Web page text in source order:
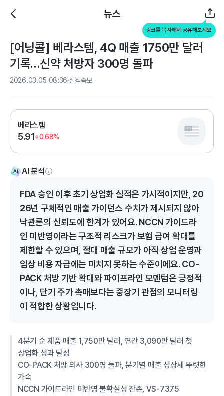
뉴스
링크를 복사해서 공유해보세요
[어닝콜] 베라스템, 4Q 매출 1750만 달러
기록…신약 처방자 300명 돌파
2026.03.05 08:36 실적속보
베라스템
5.91+0.68%
AI 분석
FDA 승인 이후 초기 상업화 실적은 가시적이지만, 20
26년 구체적인 매출 가이던스 수치가 제시되지 않아
낙관론의 신뢰도에 한계가 있어요. NCCN 가이드라
인 미반영이라는 구조적 리스크가 보험 급여 확대를
제한할 수 있으며, 절대 매출 규모가 아직 상업 운영과
임상 비용 자급에는 미치지 못하는 수준이에요. CO-
PACK 처방 기반 확대와 파이프라인 모멘텀은 긍정적
이나, 단기 주가 촉매보다는 중장기 관점의 모니터링
이 적합한 상황입니다.
4분기 순 제품 매출 1,750만 달러, 연간 3,090만 달러 첫
상업화 성과 달성
CO-PACK 처방 의사 300명 돌파, 분기별 매출 성장세 뚜렷한
가속
NCCN 가이드라인 미반영 불확실성 잔존, VS-7375